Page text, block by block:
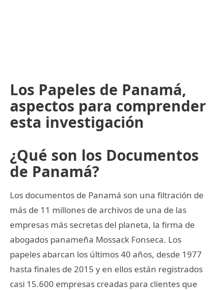
Los Papeles de Panamá,
aspectos para comprender
esta investigación
¿Qué son los Documentos
de Panamá?
Los documentos de Panamá son una filtración de
más de 11 millones de archivos de una de las
empresas más secretas del planeta, la firma de
abogados panameña Mossack Fonseca. Los
papeles abarcan los últimos 40 años, desde 1977
hasta finales de 2015 y en ellos están registrados
casi 15.600 empresas creadas para clientes que